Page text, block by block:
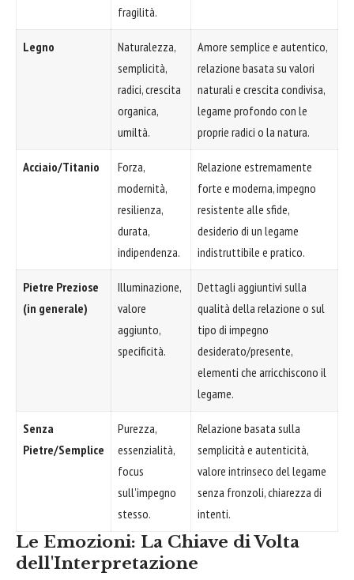
fragilità.
Legno
Naturalezza,
semplicità,
radici, crescita
organica,
umiltà.
Amore semplice e autentico,
relazione basata su valori
naturali e crescita condivisa,
legame profondo con le
proprie radici o la natura.
Acciaio/Titanio
Forza,
modernità,
resilienza,
durata,
indipendenza.
Relazione estremamente
forte e moderna, impegno
resistente alle sfide,
desiderio di un legame
indistruttibile e pratico.
Pietre Preziose
(in generale)
Illuminazione,
valore
aggiunto,
specificità.
Dettagli aggiuntivi sulla
qualità della relazione o sul
tipo di impegno
desiderato/presente,
elementi che arricchiscono il
legame.
Senza
Pietre/Semplice
Purezza,
essenzialità,
focus
sull'impegno
stesso.
Relazione basata sulla
semplicità e autenticità,
valore intrinseco del legame
senza fronzoli, chiarezza di
intenti.
Le Emozioni: La Chiave di Volta
dell'Interpretazione